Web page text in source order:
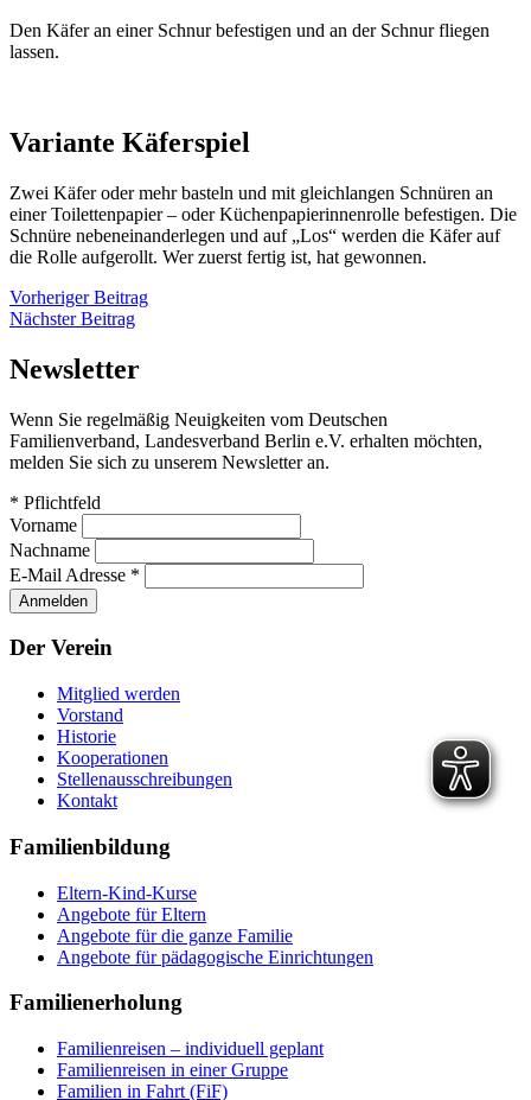
Den Käfer an einer Schnur befestigen und an der Schnur fliegen
lassen.
Variante Käferspiel
Zwei Käfer oder mehr basteln und mit gleichlangen Schnüren an
einer Toilettenpapier – oder Küchenpapierinnenrolle befestigen. Die
Schnüre nebeneinanderlegen und auf „Los“ werden die Käfer auf
die Rolle aufgerollt. Wer zuerst fertig ist, hat gewonnen.
Beitragsnavigation
Vorheriger BeitragVorheriger
Nächster BeitragNächster
Newsletter
Wenn Sie regelmäßig Neuigkeiten vom Deutschen
Familienverband, Landesverband Berlin e.V. erhalten möchten,
melden Sie sich zu unserem Newsletter an.
* Pflichtfeld
Vorname
Nachname
E-Mail Adresse *
Der Verein
Mitglied werden
Vorstand
Historie
Kooperationen
Stellenausschreibungen
Kontakt
Familienbildung
Eltern-Kind-Kurse
Angebote für Eltern
Angebote für die ganze Familie
Angebote für pädagogische Einrichtungen
Familienerholung
Familienreisen – individuell geplant
Familienreisen in einer Gruppe
Familien in Fahrt (FiF)